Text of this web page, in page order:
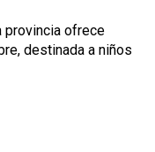
provincia ofrece
destinada a niños